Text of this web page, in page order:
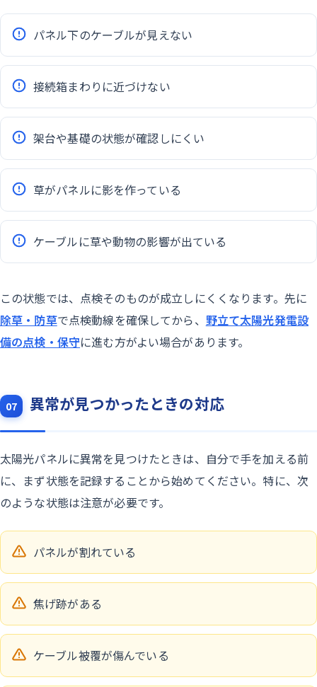
パネル下のケーブルが見えない
接続箱まわりに近づけない
架台や基礎の状態が確認しにくい
草がパネルに影を作っている
ケーブルに草や動物の影響が出ている
この状態では、点検そのものが成立しにくくなります。先に
除草・防草で点検動線を確保してから、 野立て太陽光発電設
備の点検・保守に進む方がよい場合があります。
07 異常が見つかったときの対応
太陽光パネルに異常を見つけたときは、自分で手を加える前
に、まず状態を記録することから始めてください。特に、次
のような状態は注意が必要です。
パネルが割れている
焦げ跡がある
ケーブル被覆が傷んでいる